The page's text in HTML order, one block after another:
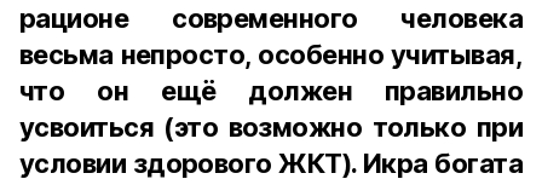
рационе современного человека
весьма непросто, особенно учитывая,
что он ещё должен правильно
усвоиться (это возможно только при
условии здорового ЖКТ). Икра богата